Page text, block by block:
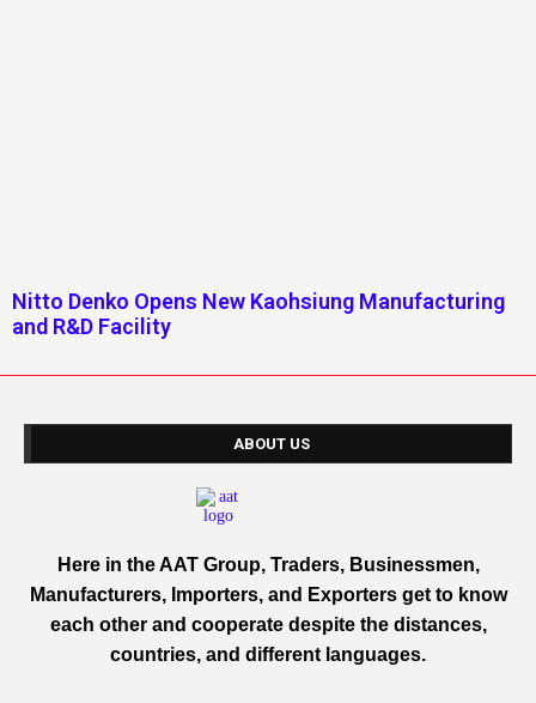
Nitto Denko Opens New Kaohsiung Manufacturing
and R&D Facility
ABOUT US
Here in the AAT Group, Traders, Businessmen,
Manufacturers, Importers, and Exporters get to know
each other and cooperate despite the distances,
countries, and different languages.